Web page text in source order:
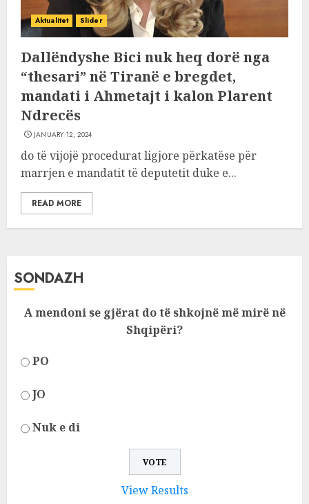
Aktualitet Slider
Dallëndyshe Bici nuk heq dorë nga
“thesari” në Tiranë e bregdet,
mandati i Ahmetajt i kalon Plarent
Ndrecës
JANUARY 12, 2024
do të vijojë procedurat ligjore përkatëse për
marrjen e mandatit të deputetit duke e...
READ MORE
SONDAZH
A mendoni se gjërat do të shkojnë më mirë në
Shqipëri?
PO
JO
Nuk e di
View Results